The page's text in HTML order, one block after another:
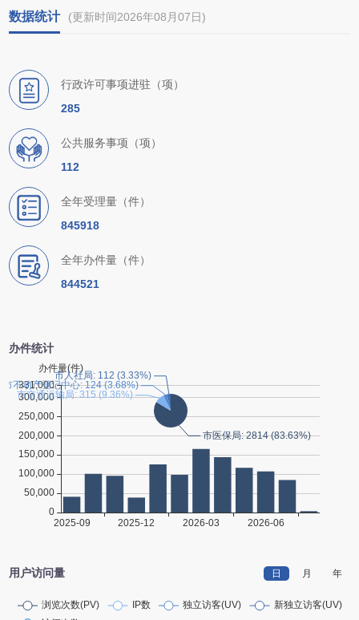
数据统计 (更新时间2026年08月07日)
行政许可事项进驻（项）
285
公共服务事项（项）
112
全年受理量（件）
845918
全年办件量（件）
844521
办件统计
用户访问量 日 月 年